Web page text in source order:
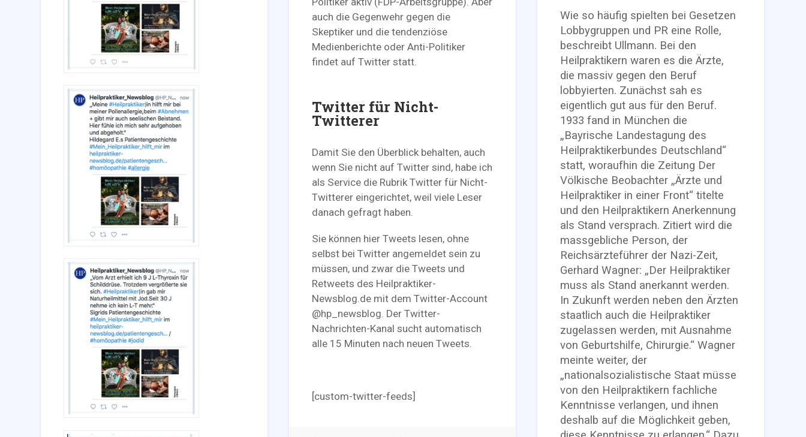
auch die Gegenwehr gegen die
Skeptiker und die tendenziöse
Medienberichte oder Anti-Politiker
findet auf Twitter statt.
Twitter für Nicht-
Twitterer
Damit Sie den Überblick behalten, auch
wenn Sie nicht auf Twitter sind, habe ich
als Service die Rubrik Twitter für Nicht-
Twitterer eingerichtet, weil viele Leser
danach gefragt haben.
Sie können hier Tweets lesen, ohne
selbst bei Twitter angemeldet sein zu
müssen, und zwar die Tweets und
Retweets des Heilpraktiker-
Newsblog.de mit dem Twitter-Account
@hp_newsblog. Der Twitter-
Nachrichten-Kanal sucht automatisch
alle 15 Minuten nach neuen Tweets.
[custom-twitter-feeds]
Wie so häufig spielten bei Gesetzen
Lobbygruppen und PR eine Rolle,
beschreibt Ullmann. Bei den
Heilpraktikern waren es die Ärzte,
die massiv gegen den Beruf
lobbyierten. Zunächst sah es
eigentlich gut aus für den Beruf.
1933 fand in München die
„Bayrische Landestagung des
Heilpraktikerbundes Deutschland“
statt, woraufhin die Zeitung Der
Völkische Beobachter „Ärzte und
Heilpraktiker in einer Front“ titelte
und den Heilpraktikern Anerkennung
als Stand versprach. Zitiert wird die
massgebliche Person, der
Reichsärzteführer der Nazi-Zeit,
Gerhard Wagner: „Der Heilpraktiker
muss als Stand anerkannt werden.
In Zukunft werden neben den Ärzten
staatlich auch die Heilpraktiker
zugelassen werden, mit Ausnahme
von Geburtshilfe, Chirurgie.“ Wagner
meinte weiter, der
„nationalsozialistische Staat müsse
von den Heilpraktikern fachliche
Kenntnisse verlangen, und ihnen
deshalb auf die Möglichkeit geben,